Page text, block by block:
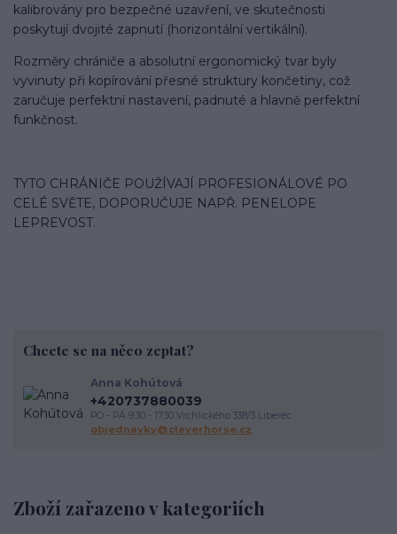
kalibrovány pro bezpečné uzavření, ve skutečnosti
poskytují dvojité zapnutí (horizontální vertikální).
Rozměry chrániče a absolutní ergonomický tvar byly
vyvinuty při kopírování přesné struktury končetiny, což
zaručuje perfektní nastavení, padnuté a hlavně perfektní
funkčnost.
TYTO CHRÁNIČE POUŽÍVAJÍ PROFESIONÁLOVÉ PO
CELÉ SVĚTE, DOPORUČUJE NAPŘ. PENELOPE
LEPREVOST.
Zboží zařazeno v kategoriích
Chcete se na něco zeptat?
Anna Kohútová
+420737880039
PO - PÁ 9.30 - 17.30 Vrchlického 338/3 Liberec
objednavky@cleverhorse.cz